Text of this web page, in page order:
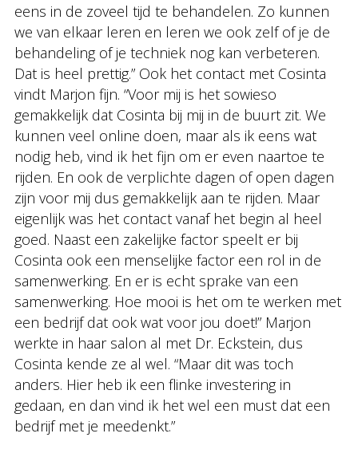
eens in de zoveel tijd te behandelen. Zo kunnen
we van elkaar leren en leren we ook zelf of je de
behandeling of je techniek nog kan verbeteren.
Dat is heel prettig.” Ook het contact met Cosinta
vindt Marjon fijn. “Voor mij is het sowieso
gemakkelijk dat Cosinta bij mij in de buurt zit. We
kunnen veel online doen, maar als ik eens wat
nodig heb, vind ik het fijn om er even naartoe te
rijden. En ook de verplichte dagen of open dagen
zijn voor mij dus gemakkelijk aan te rijden. Maar
eigenlijk was het contact vanaf het begin al heel
goed. Naast een zakelijke factor speelt er bij
Cosinta ook een menselijke factor een rol in de
samenwerking. En er is echt sprake van een
samenwerking. Hoe mooi is het om te werken met
een bedrijf dat ook wat voor jou doet!” Marjon
werkte in haar salon al met Dr. Eckstein, dus
Cosinta kende ze al wel. “Maar dit was toch
anders. Hier heb ik een flinke investering in
gedaan, en dan vind ik het wel een must dat een
bedrijf met je meedenkt.”